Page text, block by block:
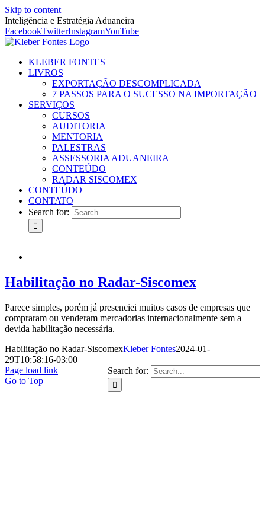
Skip to content
Inteligência e Estratégia Aduaneira
FacebookTwitterInstagramYouTube
KLEBER FONTES
LIVROS
EXPORTAÇÃO DESCOMPLICADA
7 PASSOS PARA O SUCESSO NA IMPORTAÇÃO
SERVIÇOS
CURSOS
AUDITORIA
MENTORIA
PALESTRAS
ASSESSORIA ADUANEIRA
CONTEÚDO
RADAR SISCOMEX
CONTEÚDO
CONTATO
Search for:
Habilitação no Radar-Siscomex
Parece simples, porém já presenciei muitos casos de empresas que
compraram ou venderam mercadorias internacionalmente sem a
devida habilitação necessária.
Habilitação no Radar-SiscomexKleber Fontes2024-01-
29T10:58:16-03:00
Search for:
Page load link
Go to Top